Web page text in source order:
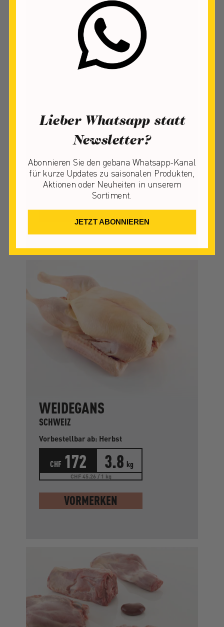
WALLISER RACLETTEKÄSE
SCHWEIZ, BIO
CHF 61 2.3 kg
CHF 26.52 / 1 kg
VORMERKEN
WEIDEGANS
SCHWEIZ
Vorbestellbar ab: Herbst
CHF 172 3.8 kg
CHF 45.26 / 1 kg
VORMERKEN
Lieber Whatsapp statt
Newsletter?
Abonnieren Sie den gebana Whatsapp-Kanal
für kurze Updates zu saisonalen Produkten,
Aktionen oder Neuheiten in unserem
Sortiment.
JETZT ABONNIEREN